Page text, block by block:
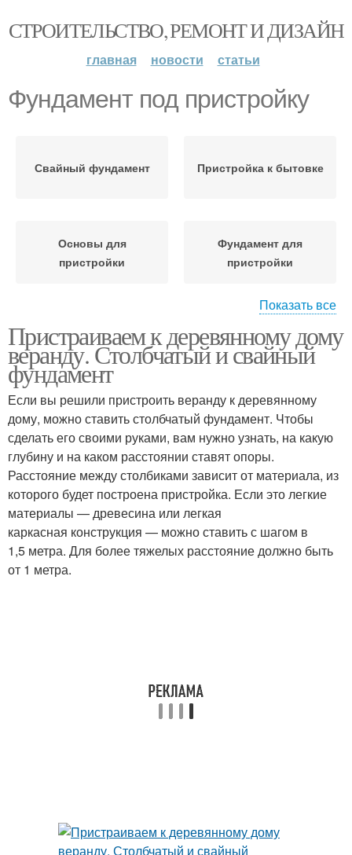
СТРОИТЕЛЬСТВО, РЕМОНТ И ДИЗАЙН
главная новости статьи
Фундамент под пристройку
Свайный фундамент Пристройка к бытовке
Основы для
пристройки
Фундамент для
пристройки
Пристройка к старому Новый фундамент
Фундамент к старому Пристройка к дому
Постройка без
фундамента
Пристройки к дому
Показать все
Пристраиваем к деревянному дому
веранду. Столбчатый и свайный
фундамент
Если вы решили пристроить веранду к деревянному
дому, можно ставить столбчатый фундамент. Чтобы
сделать его своими руками, вам нужно узнать, на какую
глубину и на каком расстоянии ставят опоры.
Расстояние между столбиками зависит от материала, из
которого будет построена пристройка. Если это легкие
материалы — древесина или легкая
каркасная конструкция — можно ставить с шагом в
1,5 метра. Для более тяжелых расстояние должно быть
от 1 метра.